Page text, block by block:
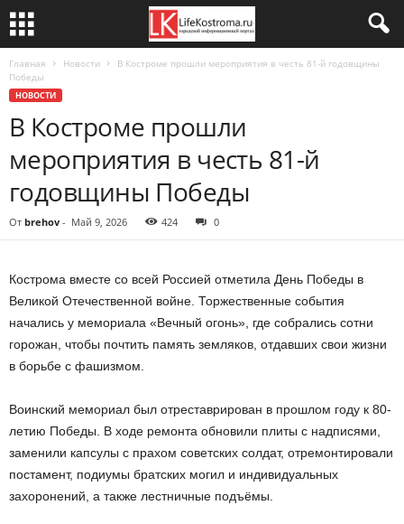
Главная Новости
В Костроме прошли мероприятия в честь 81-й годовщины
Победы
НОВОСТИ
В Костроме прошли
мероприятия в честь 81-й
годовщины Победы
От brehov - Май 9, 2026 424 0
Кострома вместе со всей Россией отметила День Победы в
Великой Отечественной войне. Торжественные события
начались у мемориала «Вечный огонь», где собрались сотни
горожан, чтобы почтить память земляков, отдавших свои жизни
в борьбе с фашизмом.
Воинский мемориал был отреставрирован в прошлом году к 80-
летию Победы. В ходе ремонта обновили плиты с надписями,
заменили капсулы с прахом советских солдат, отремонтировали
постамент, подиумы братских могил и индивидуальных
захоронений, а также лестничные подъёмы.